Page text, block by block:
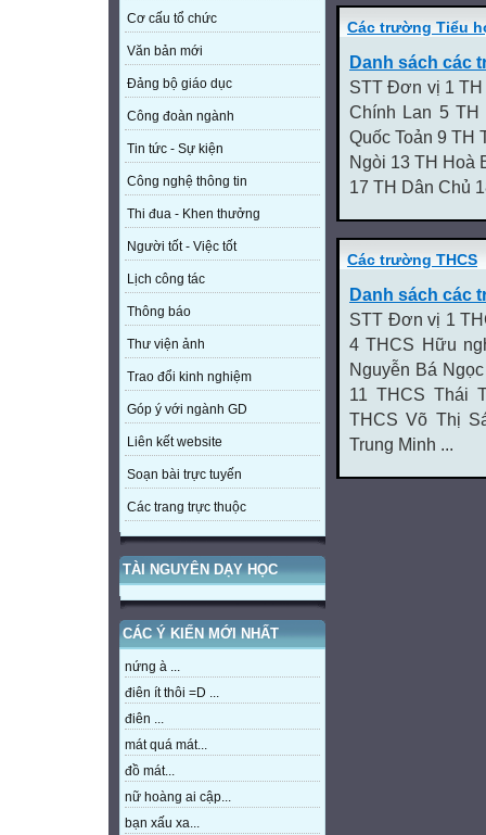
Cơ cấu tổ chức
Văn bản mới
Đảng bộ giáo dục
Công đoàn ngành
Tin tức - Sự kiện
Công nghệ thông tin
Thi đua - Khen thưởng
Người tốt - Việc tốt
Lịch công tác
Thông báo
Thư viện ảnh
Trao đổi kinh nghiệm
Góp ý với ngành GD
Liên kết website
Soạn bài trực tuyến
Các trang trực thuộc
TÀI NGUYÊN DẠY HỌC
CÁC Ý KIẾN MỚI NHẤT
nứng à ...
điên ít thôi =D ...
điên ...
mát quá mát...
đồ mát...
nữ hoàng ai cập...
bạn xấu xa...
Các trường Tiểu
Danh sách các
STT Đơn vị 1 TH
Chính Lan 5
Quốc Toản 9 TH
Ngòi 13 TH Hoà
17 TH Dân Chủ
Các trường THCS
Danh sách các
STT Đơn vị 1
4 THCS Hữu
Nguyễn Bá
11 THCS Thái
THCS Võ Thị
Trung Minh ...